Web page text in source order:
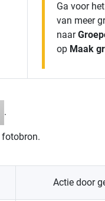
Ga voor
van meer
naar
op Maak
.
fotobron.
Actie door